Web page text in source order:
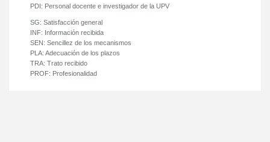
PDI: Personal docente e investigador de la UPV
SG: Satisfacción general
INF: Información recibida
SEN: Sencillez de los mecanismos
PLA: Adecuación de los plazos
TRA: Trato recibido
PROF: Profesionalidad